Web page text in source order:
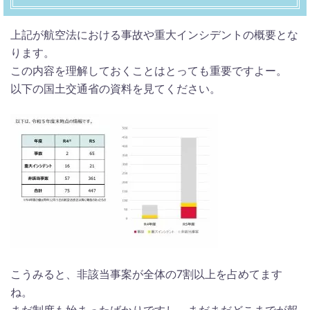
上記が航空法における事故や重大インシデントの概要とな
ります。
この内容を理解しておくことはとっても重要ですよー。
以下の国土交通省の資料を見てください。
こうみると、非該当事案が全体の7割以上を占めてます
ね。